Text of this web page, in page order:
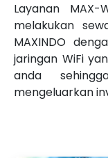
Layanan MAX-
melakukan
MAXINDO
jaringan WiFi
anda
mengeluarkan